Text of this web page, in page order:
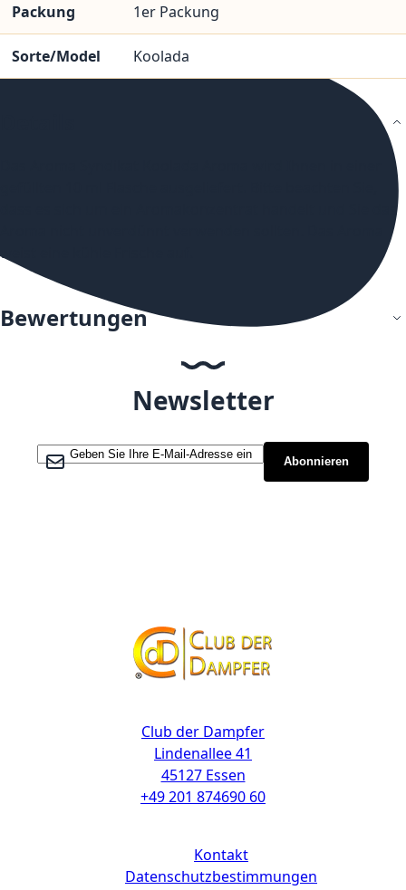
Packung 1er Packung
Sorte/Model Koolada
weist eine kühle Frische auf.
Bewertungen
Newsletter
Melden Sie sich für unseren Newsletter an:
Abonnieren
Club der Dampfer
Lindenallee 41
45127 Essen
+49 201 874690 60
Kontakt
Datenschutzbestimmungen